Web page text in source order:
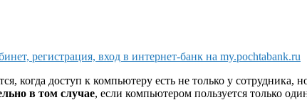
регистрация, вход в интернет-банк на my.pochtabank.ru
когда доступ к компьютеру есть не только у сотрудника,
в том случае, если компьютером пользуется только